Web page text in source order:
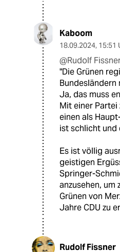
Kaboom
18.09.2024, 15:51
@Rudolf
"Die Grünen
Bundesländern
Ja, das muss
Mit einer Partei
einen als
ist schlicht und
Es ist völlig
geistigen
Springer-
anzusehen, um
Grünen von
Jahre CDU zu
Rudolf Fissner